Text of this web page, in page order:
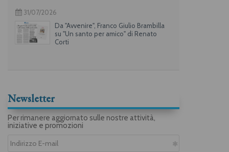
31/07/2026
Da "Avvenire", Franco Giulio Brambilla
su "Un santo per amico" di Renato
Corti
Newsletter
Per rimanere aggiornato sulle nostre attività,
iniziative e promozioni